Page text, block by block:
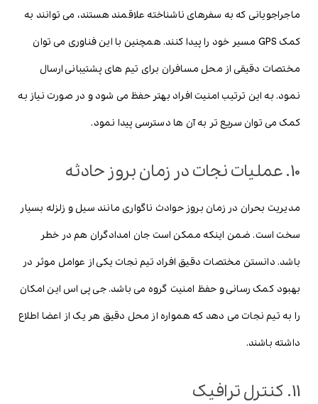
ماجراجویانی که به سفرهای ناشناخته علاقمند هستند، می توانند به
کمک GPS مسیر خود را پیدا کنند. همچنین با این فناوری می توان
مختصات دقیقی از محل مسافران برای تیم های پشتیبانی ارسال
نمود. به این ترتیب امنیت افراد بهتر حفظ می شود و در صورت نیاز به
کمک می توان سریع تر به آن ها دسترسی پیدا نمود.
10. عملیات نجات در زمان بروز حادثه
مدیریت بحران در زمان بروز حوادث ناگواری مانند سیل و زلزله بسیار
سخت است. ضمن اینکه ممکن است جان امدادگران هم در خطر
باشد. دانستن مختصات دقیق افراد تیم نجات یکی از عوامل موثر در
بهبود کمک رسانی و حفظ امنیت گروه می باشد. جی پی اس این امکان
را به تیم نجات می دهد که همواره از محل دقیق هر یک از اعضا اطلاع
داشته باشند.
11. کنترل ترافیک